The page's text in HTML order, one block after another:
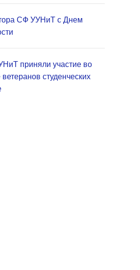
СФ УУНиТ с Днем
приняли участие во
студенческих